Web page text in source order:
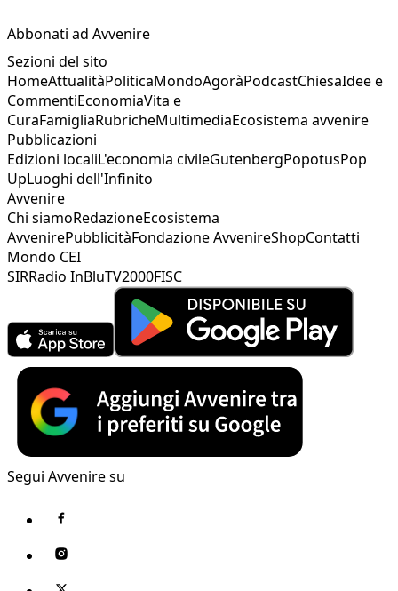
Abbonati ad Avvenire
Sezioni del sito
HomeAttualitàPoliticaMondoAgoràPodcastChiesaIdee e
CommentiEconomiaVita e
CuraFamigliaRubricheMultimediaEcosistema avvenire
Pubblicazioni
Edizioni localiL'economia civileGutenbergPopotusPop
UpLuoghi dell'Infinito
Avvenire
Chi siamoRedazioneEcosistema
AvvenirePubblicitàFondazione AvvenireShopContatti
Mondo CEI
SIRRadio InBluTV2000FISC
Segui Avvenire su